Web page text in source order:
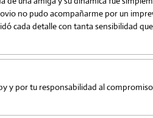
no pudo acompañarme por un
cada detalle con tanta sensibilidad
y por tu responsabilidad al